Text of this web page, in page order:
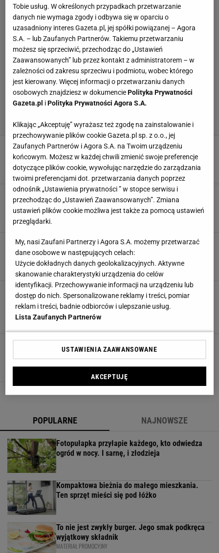
Niech lato zagości na twoim stole! Wyjątkowa
porcelana stworzy magiczny nastrój
NAKRYCIE STOŁU PORCELANA SZKLANKI TALERZE
Podtalerz - świetny element dekoracyjny stołu.
Jakie ma zalety?
DEKORACJA STOŁU NAKRYCIE STOŁU
Jak nakryć stół w zależności od podawanych
dań? O tych zasadach warto pamiętać
DEKORACJE JADALNIA NAKRYCIE STOŁU STÓŁ
Kevin sam w domu. Najpiękniejsze filmowe
wigilie wszech czasów. Zainspirujcie się!
DEKORACJE BOŻONARODZENIOWE
DEKORACJE ŚWIĄTECZNE
INSPIRACJE NAKRYCIE STOŁU
Szwedzka zastawa w królewskim stylu
POPULARNE NAJNOWSZE
Fotopułapka przyłapie każdego, kto odwiedza
ogród w nocy. I sarnę, i złodzieja
Kompaktowa bieżnia do małego mieszkania.
Ten sprzęt mieści się pod łóżko
To nie jest zwykły burger. Jego smak podkręca
wyjątkowy składnik
MATERIAŁ PROMOCYJNY
Tobie usług. W określonych przypadkach przetwarzanie
danych nie wymaga zgody i odbywa się w oparciu o
uzasadniony interes Gazeta.pl, jej spółki powiązanej – Agora
S.A. – lub Zaufanych Partnerów. Takiemu przetwarzaniu
możesz się sprzeciwić, przechodząc do „Ustawień
Zaawansowanych” lub przez kontakt z administratorem – w
zależności od zakresu sprzeciwu i podmiotu, wobec którego
jest kierowany. Więcej informacji o przetwarzaniu danych
osobowych znajdziesz w dokumenciePolityka Prywatności
Gazeta.pl iPolityka Prywatności Agora S.A.
Klikając „Akceptuję” wyrażasz też zgodę na zainstalowanie i
przechowywanie plików cookie Gazeta.pl sp. z o.o., jej
Zaufanych Partnerów i Agora S.A. na Twoim urządzeniu
końcowym. Możesz w każdej chwili zmienić swoje preferencje
dotyczące plików cookie, wywołując narzędzie do zarządzania
twoimi preferencjami dot. przetwarzania danych poprzez
odnośnik „Ustawienia prywatności ” w stopce serwisu i
przechodząc do „Ustawień Zaawansowanych”. Zmiana
ustawień plików cookie możliwa jest także za pomocą ustawień
przeglądarki.
My, nasi Zaufani Partnerzy i Agora S.A. możemy przetwarzać
dane osobowe w następujących celach:
Użycie dokładnych danych geolokalizacyjnych. Aktywne
skanowanie charakterystyki urządzenia do celów
identyfikacji. Przechowywanie informacji na urządzeniu lub
dostęp do nich. Spersonalizowane reklamy i treści, pomiar
reklam i treści, badnie odbiorców i ulepszanie usług.
Lista Zaufanych Partnerów
USTAWIENIA ZAAWANSOWANE
AKCEPTUJĘ